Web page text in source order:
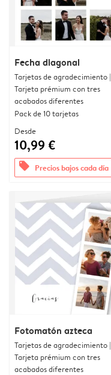
Fecha diagonal
Tarjetas de agradecimiento |
Tarjeta prémium con tres
acabados diferentes
Pack de 10 tarjetas
Desde
10,99 €
offers Precios bajos cada día
Fotomatón azteca
Tarjetas de agradecimiento |
Tarjeta prémium con tres
acabados diferentes